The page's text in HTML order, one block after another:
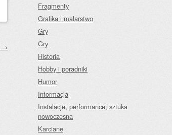
→
Fragmenty
Grafika i malarstwo
Gry
Gry
Historia
Hobby i poradniki
Humor
Informacja
Instalacje, performance, sztuka
nowoczesna
Karciane